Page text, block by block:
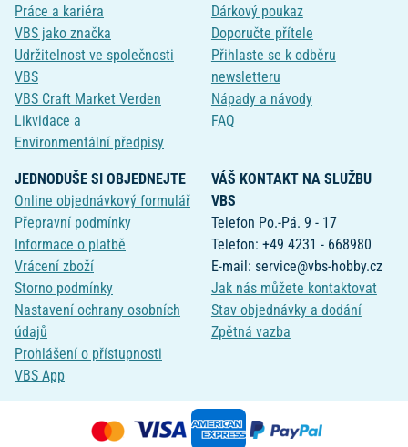
Práce a kariéra
VBS jako značka
Udržitelnost ve společnosti
VBS
VBS Craft Market Verden
Likvidace a
Environmentální předpisy
Dárkový poukaz
Doporučte přítele
Přihlaste se k odběru
newsletteru
Nápady a návody
FAQ
JEDNODUŠE SI OBJEDNEJTE
Online objednávkový formulář
Přepravní podmínky
Informace o platbě
Vrácení zboží
Storno podmínky
Nastavení ochrany osobních
údajů
Prohlášení o přístupnosti
VBS App
VÁŠ KONTAKT NA SLUŽBU
VBS
Telefon Po.-Pá. 9 - 17
Telefon: +49 4231 - 668980
E-mail: service@vbs-hobby.cz
Jak nás můžete kontaktovat
Stav objednávky a dodání
Zpětná vazba